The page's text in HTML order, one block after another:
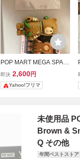
POP MART MEGA SPAC
E MOLLY 100% シリーズ
3
即決 2,600円
Yahoo!フリマ
未使用品
Brown &
Q その他
年間ベストストア